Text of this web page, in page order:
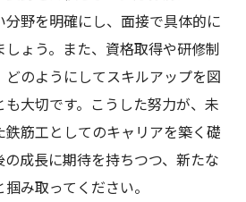
野を明確にし、面接で具体的に
ょう。また、資格取得や研修制
のようにしてスキルアップを図
大切です。こうした努力が、未
筋工としてのキャリアを築く礎
成長に期待を持ちつつ、新たな
み取ってください。